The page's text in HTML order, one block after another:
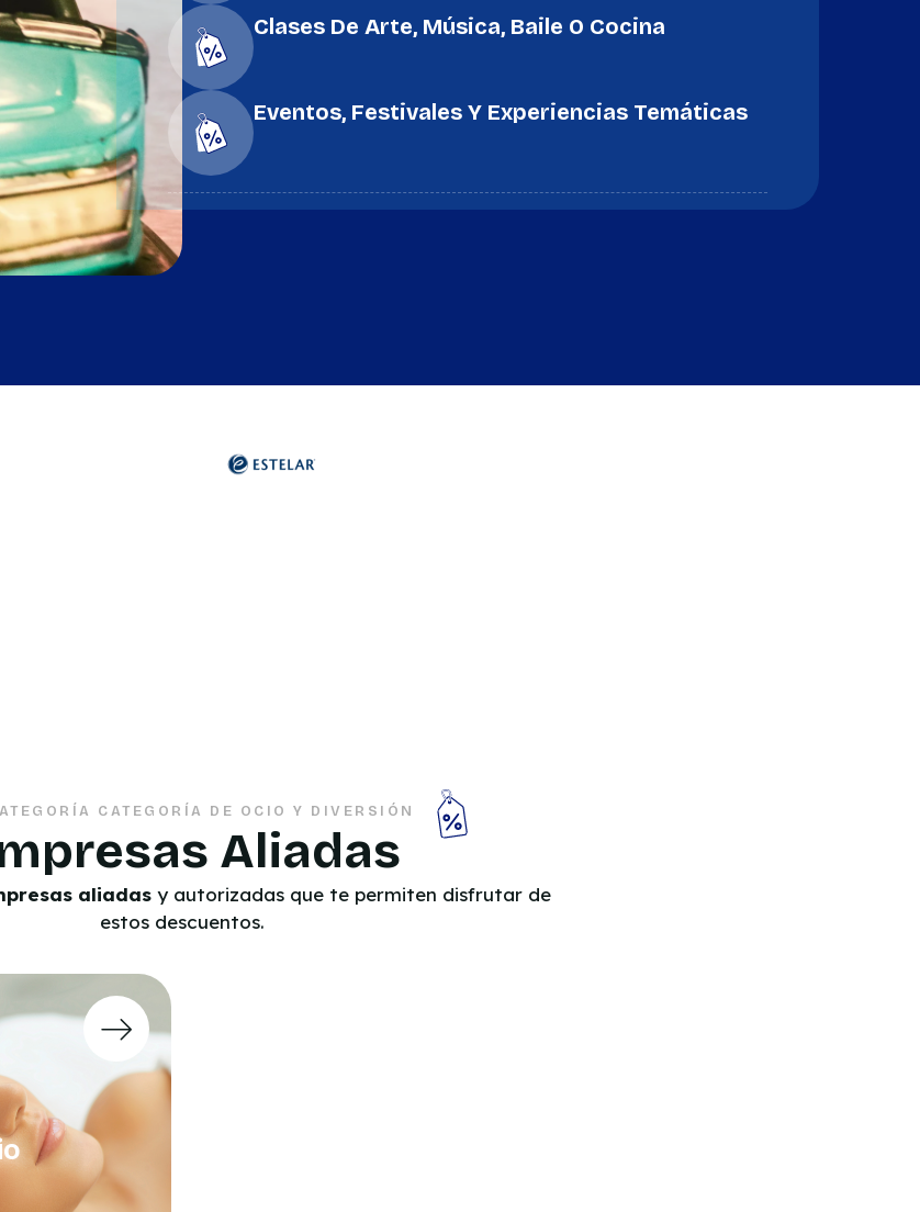
Clases De Arte, Música, Baile O Cocina
Eventos, Festivales Y Experiencias Temáticas
CATEGORÍA DE OCIO Y DIVERSIÓN
Aliadas
aliadasy autorizadas que te permiten disfrutar de
estos descuentos.